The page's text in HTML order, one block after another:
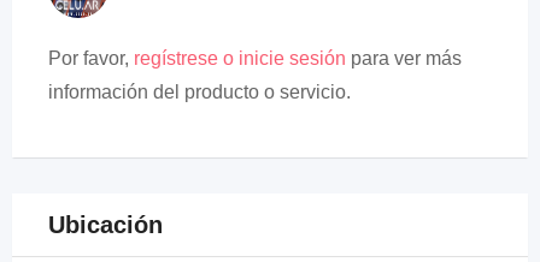
Por favor, regístrese o inicie sesión para ver más
información del producto o servicio.
Ubicación